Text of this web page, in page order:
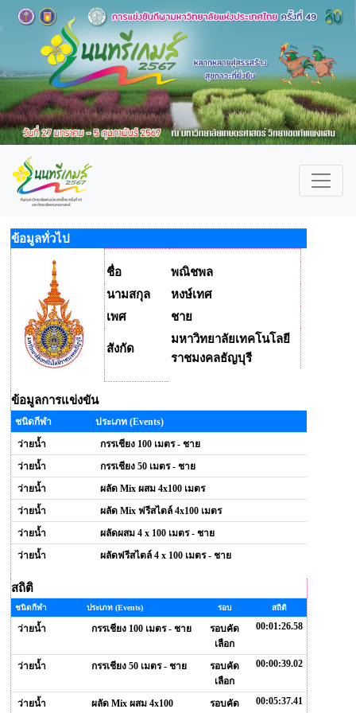
ข้อมูลทั่วไป
ชื่อ
พณิชพล
นามสกุล
หงษ์เทศ
เพศ
ชาย
สังกัด
มหาวิทยาลัยเทคโนโลยี
ราชมงคลธัญบุรี
ข้อมูลการแข่งขัน
ชนิดกีฬา
ประเภท (Events)
ว่ายน้ำ
กรรเชียง 100 เมตร - ชาย
ว่ายน้ำ
กรรเชียง 50 เมตร - ชาย
ว่ายน้ำ
ผลัด Mix ผสม 4x100 เมตร
ว่ายน้ำ
ผลัด Mix ฟรีสไตล์ 4x100 เมตร
ว่ายน้ำ
ผลัดผสม 4 x 100 เมตร - ชาย
ว่ายน้ำ
ผลัดฟรีสไตล์ 4 x 100 เมตร - ชาย
สถิติ
ชนิดกีฬา ประเภท (Events) รอบ สถิติ
ว่ายน้ำ กรรเชียง 100 เมตร - ชาย
รอบคัด
เลือก
00:01:26.58
ว่ายน้ำ กรรเชียง 50 เมตร - ชาย
รอบคัด
เลือก
00:00:39.02
ว่ายน้ำ ผลัด Mix ผสม 4x100 รอบคัด 00:05:37.41